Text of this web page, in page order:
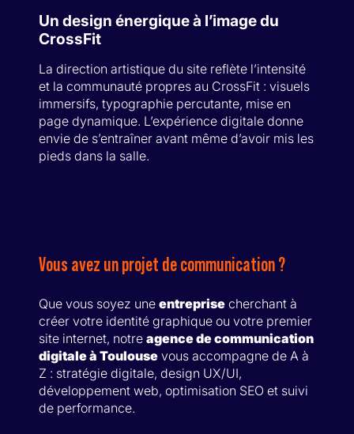
Un design énergique à l’image du
CrossFit
La direction artistique du site reflète l’intensité
et la communauté propres au CrossFit : visuels
immersifs, typographie percutante, mise en
page dynamique. L’expérience digitale donne
envie de s’entraîner avant même d’avoir mis les
pieds dans la salle.
Vous avez un projet de communication ?
Que vous soyez une entreprise cherchant à
créer votre identité graphique ou votre premier
site internet, notre agence de communication
digitale à Toulouse vous accompagne de A à
Z : stratégie digitale, design UX/UI,
développement web, optimisation SEO et suivi
de performance.